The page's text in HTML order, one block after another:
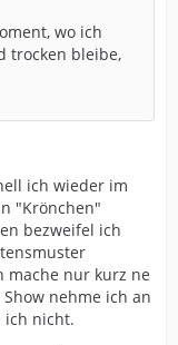
wo ich
trocken bleibe,
ich wieder im
"Krönchen"
bezweifel ich
mache nur kurz ne
nehme ich an
ich nicht.